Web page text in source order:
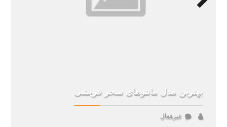
بهترین مدل مانتوهای سحر قریشی
غیرفعال